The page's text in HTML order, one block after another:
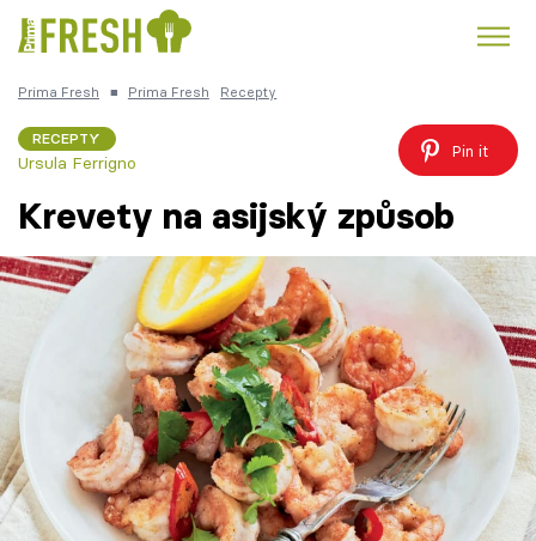
Česká kuchyně
Témata
Recepty
Články
TV Program
Prima Fresh ■ Prima Fresh Recepty
RECEPTY
Ursula Ferrigno
Pin it
Krevety na asijský způsob